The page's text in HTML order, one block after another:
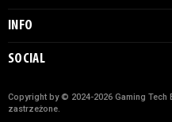
INFO
SOCIAL
Copyright by © 2024-2026 Gaming
zastrzeżone.